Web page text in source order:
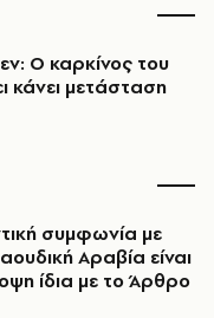
Ο καρκίνος του
κάνει μετάσταση
συμφωνία με
Αραβία είναι
ίδια με τo Άρθρο